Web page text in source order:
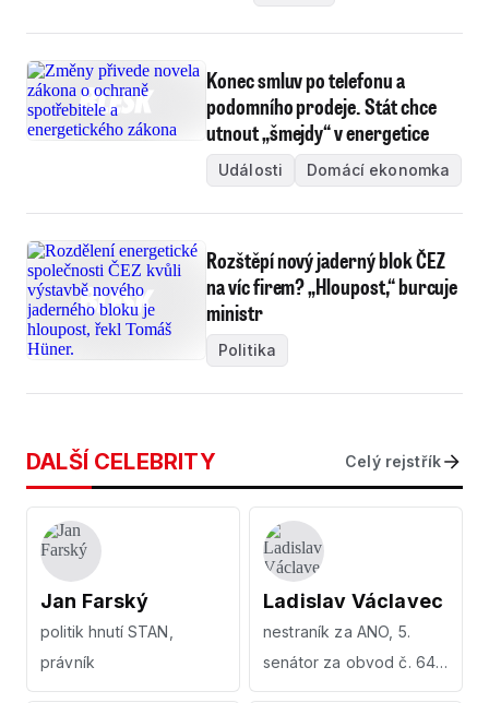
Konec smluv po telefonu a
podomního prodeje. Stát chce
utnout „šmejdy“ v energetice
Události Domácí ekonomka
Rozštěpí nový jaderný blok ČEZ
na víc firem? „Hloupost,“ burcuje
ministr
Politika
DALŠÍ CELEBRITY Celý rejstřík
Jan Farský
politik hnutí STAN,
právník
Ladislav Václavec
nestraník za ANO, 5.
senátor za obvod č. 64 -
Bruntál